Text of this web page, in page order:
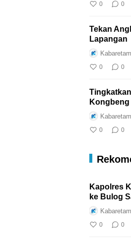
0 0
Tekan
Lapangan
Kabaretam
0 0
Kongbeng
Kabaretam
0 0
Kapolres
ke Bulog
Kabaretam
0 0